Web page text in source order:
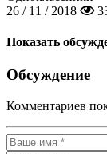
26 / 11 / 2018
Показать
Обсуждение
Комментариев